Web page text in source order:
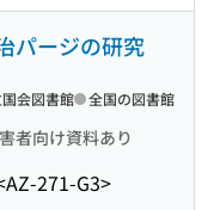
パージの研究
者向け資料あり
271-G3>
会図書館 全国の図書館